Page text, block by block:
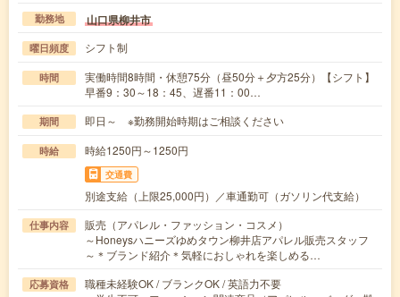
勤務地 山口県柳井市
曜日頻度 シフト制
時間
実働時間8時間・休憩75分（昼50分＋夕方25分）【シフト】
早番9：30～18：45、遅番11：00…
期間 即日～ ※勤務開始時期はご相談ください
時給 時給1250円～1250円
交通費
別途支給（上限25,000円）／車通勤可（ガソリン代支給）
仕事内容
販売（アパレル・ファッション・コスメ）
～Honeysハニーズゆめタウン柳井店アパレル販売スタッフ
～＊ブランド紹介＊気軽におしゃれを楽しめる…
応募資格
職種未経験OK / ブランクOK / 英語力不要